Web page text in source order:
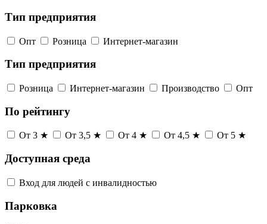
Тип предприятия
Опт Розница Интернет-магазин
Тип предприятия
Розница Интернет-магазин Производство Опт
По рейтингу
От 3 ★ От 3,5 ★ От 4 ★ От 4,5 ★ От 5 ★
Доступная среда
Вход для людей с инвалидностью
Парковка